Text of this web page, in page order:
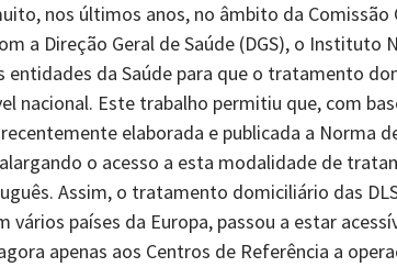
nos últimos anos, no âmbito da Comissão
a Direção Geral de Saúde (DGS), o Instituto
entidades da Saúde para que o tratamento
nacional. Este trabalho permitiu que, com
elaborada e publicada a Norma
o acesso a esta modalidade de
Assim, o tratamento domiciliário das
vários países da Europa, passou a estar
apenas aos Centros de Referência a